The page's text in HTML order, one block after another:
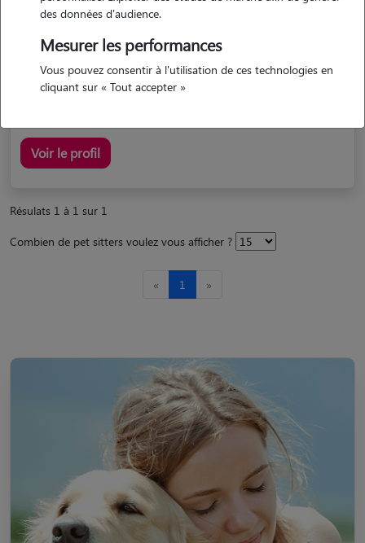
- service civique de 8 mois à la ligue de protection des...
Voir le profil
Résulats 1 à 1 sur 1
Combien de pet sitters voulez vous afficher ?
« 1 »
des données d'audience.
Mesurer les performances
Vous pouvez consentir à l'utilisation de ces technologies en
cliquant sur « Tout accepter »